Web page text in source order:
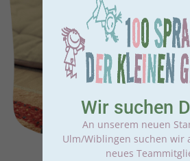
Wir suchen
An unserem neuen
Ulm/Wiblingen suchen wir
neues